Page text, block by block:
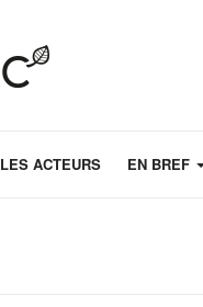
LES ACTEURS EN BREF